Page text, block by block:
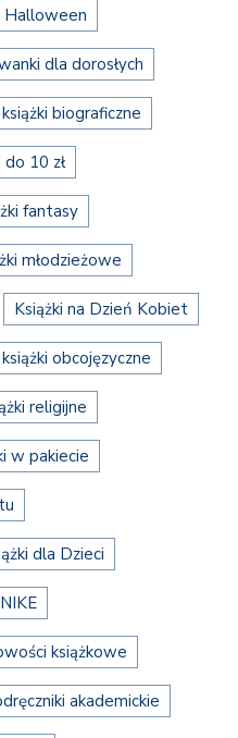
Halloween
dla dorosłych
książki biograficzne
do 10 zł
fantasy
młodzieżowe
Książki na Dzień Kobiet
książki obcojęzyczne
religijne
w pakiecie
dla Dzieci
NIKE
książkowe
akademickie